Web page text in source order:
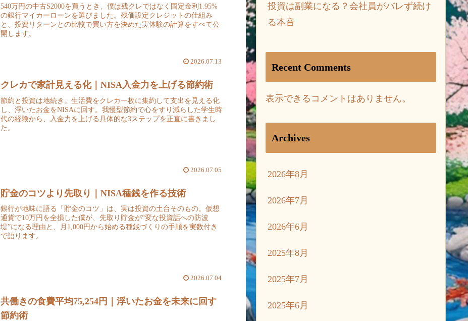
540万円の中古S2000を買うとき、僕は残クレではなく固定金利1.95%
の銀行マイカーローンを選びました。残価設定クレジットの仕組み
と、投資リターンとの比較で買い方を決めた実体験の計算をすべて公
開します。
2026.07.13
クレカで家計見える化｜NISA入金力を上げる節約術
節約と投資は地続き。生活費をクレカ一枚に集約して支出を見える化
し、浮いたお金をNISAに回す。我慢型節約で心をすり減らした学生時
代の経験から、入金力を上げる具体的な3ステップを正直に書きまし
た。
2026.07.05
貯金のコツより先取り｜NISA種銭を作る技術
銀行が地味に語る「貯金のコツ」は、実は投資の土台そのもの。仮想
通貨で10万円を全損した僕が、先取り貯金が“変な投資話への防波
堤”になる理由と、月1,000円から始める種銭づくりの手順を実数付き
で語ります。
2026.07.04
共働きの食費平均75,254円｜浮いたお金を未来に回す
節約術
投資は副業になる？会社員がバレず続け
る本音
Recent Comments
表示できるコメントはありません。
Archives
2026年8月
2026年7月
2026年6月
2025年8月
2025年7月
2025年6月